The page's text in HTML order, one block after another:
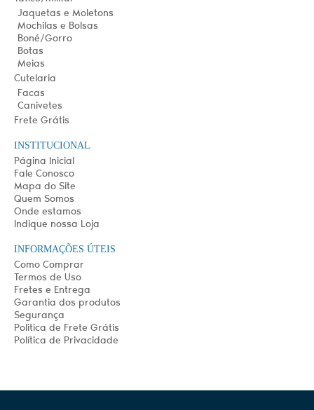
Jaquetas e Moletons
Mochilas e Bolsas
Boné/Gorro
Botas
Meias
Cutelaria
Facas
Canivetes
Frete Grátis
INSTITUCIONAL
Página Inicial
Fale Conosco
Mapa do Site
Quem Somos
Onde estamos
Indique nossa Loja
INFORMAÇÕES ÚTEIS
Como Comprar
Termos de Uso
Fretes e Entrega
Garantia dos produtos
Segurança
Politica de Frete Grátis
Política de Privacidade